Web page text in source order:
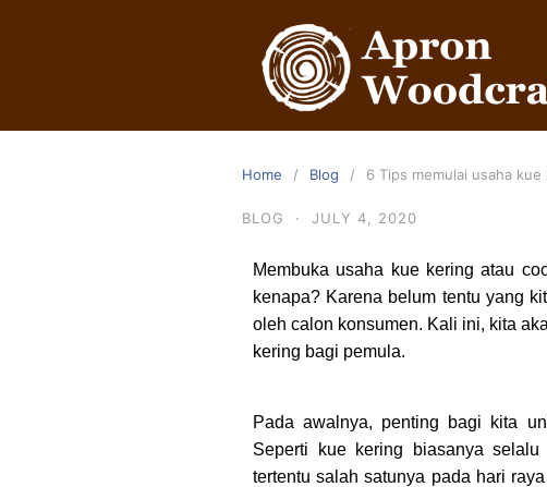
Home Blog 6 Tips memulai usaha kue
BLOG · JULY 4, 2020
Membuka usaha kue kering atau
kenapa? Karena belum tentu yang
oleh calon konsumen. Kali ini, kita
kering bagi pemula.
Pada awalnya, penting bagi kita
Seperti kue kering biasanya
tertentu salah satunya pada hari